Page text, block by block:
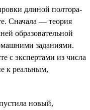
длиной полтора-
Сначала — теория
образовательной
заданиями.
с экспертами из числа
к реальным,
новый,